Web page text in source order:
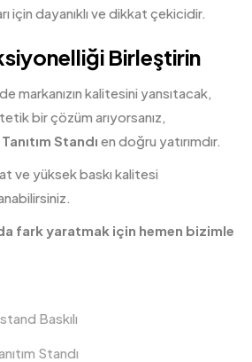
için dayanıklı ve dikkat çekicidir.
Birleştirin
markanızın kalitesini yansıtacak,
bir çözüm arıyorsanız,
Standı en doğru yatırımdır.
ve yüksek baskı kalitesi
fark yaratmak için hemen bizimle
Baskılı
Standı